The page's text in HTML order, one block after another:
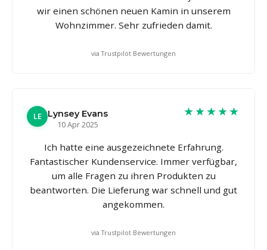
wir einen schönen neuen Kamin in unserem
Wohnzimmer. Sehr zufrieden damit.
via Trustpilot Bewertungen
LE
Lynsey Evans
10 Apr 2025
★★★★★
Ich hatte eine ausgezeichnete Erfahrung.
Fantastischer Kundenservice. Immer verfügbar,
um alle Fragen zu ihren Produkten zu
beantworten. Die Lieferung war schnell und gut
angekommen.
via Trustpilot Bewertungen